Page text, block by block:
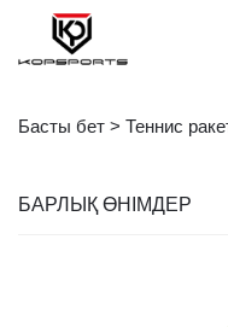
Басты бет > Теннис
БАРЛЫҚ ӨНІМДЕР